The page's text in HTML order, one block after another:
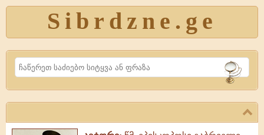
Sibrdzne.ge
Search